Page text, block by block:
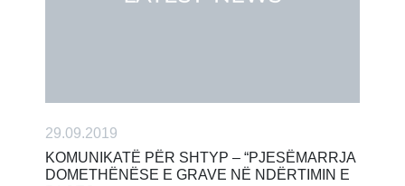
29.09.2019
KOMUNIKATË PËR SHTYP – “PJESËMARRJA
DOMETHËNËSE E GRAVE NË NDËRTIMIN E